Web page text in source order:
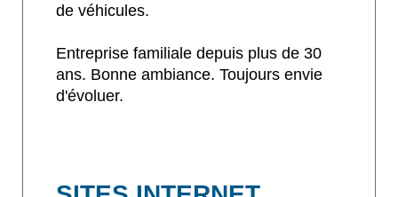
de véhicules.
Entreprise familiale depuis plus de 30
ans. Bonne ambiance. Toujours envie
d'évoluer.